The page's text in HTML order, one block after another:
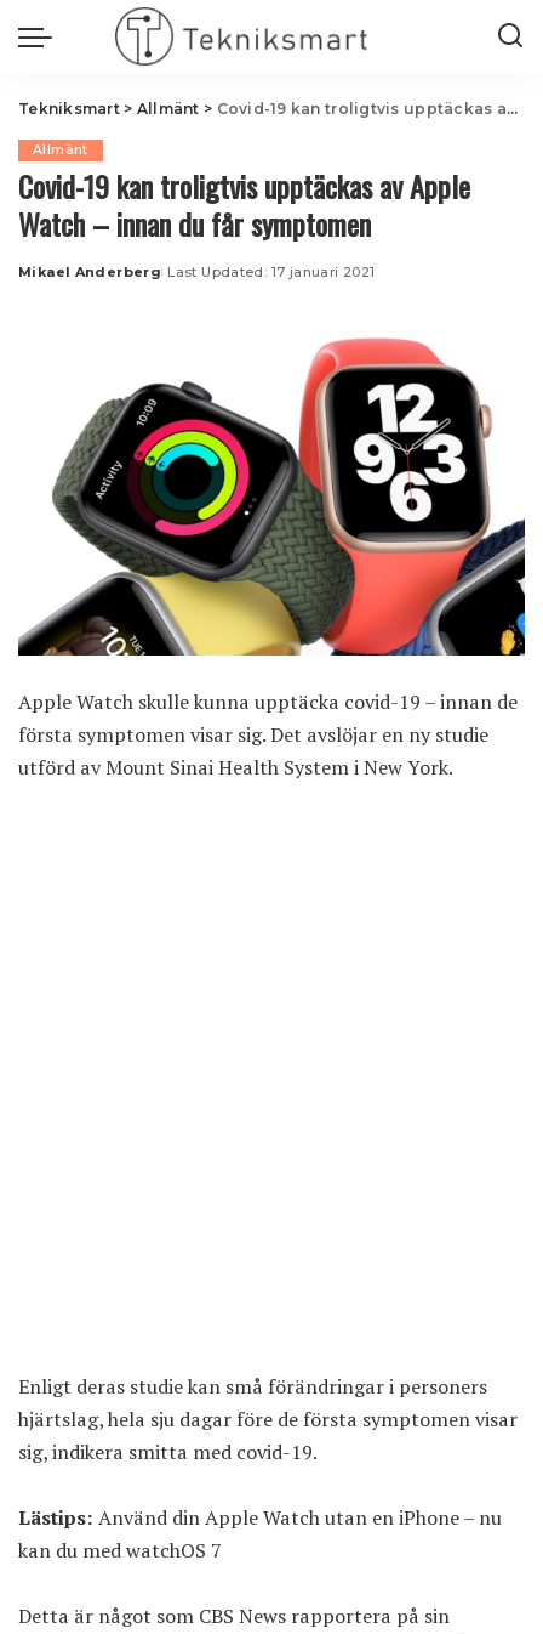
Tekniksmart> Allmänt > Covid-19 kan troligtvis upptäckas av Apple Watch – innan du får symptomen
Allmänt
Covid-19 kan troligtvis upptäckas av Apple
Watch – innan du får symptomen
Posted
Mikael Anderberg Last Updated: 17 januari 2021
Apple Watch skulle kunna upptäcka covid-19 – innan de
första symptomen visar sig. Det avslöjar en ny studie
utförd av Mount Sinai Health System i New York.
Enligt deras studie kan små förändringar i personers
hjärtslag, hela sju dagar före de första symptomen visar
sig, indikera smitta med covid-19.
Lästips: Använd din Apple Watch utan en iPhone – nu
kan du med watchOS 7
Detta är något som CBS News rapportera på sin